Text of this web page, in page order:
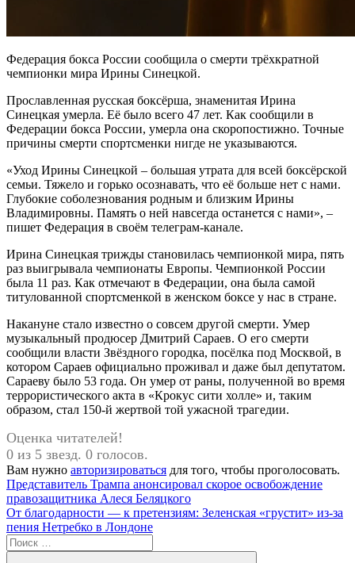
Федерация бокса России сообщила о смерти трёхкратной
чемпионки мира Ирины Синецкой.
Прославленная русская боксёрша, знаменитая Ирина
Синецкая умерла. Её было всего 47 лет. Как сообщили в
Федерации бокса России, умерла она скоропостижно. Точные
причины смерти спортсменки нигде не указываются.
«Уход Ирины Синецкой – большая утрата для всей боксёрской
семьи. Тяжело и горько осознавать, что её больше нет с нами.
Глубокие соболезнования родным и близким Ирины
Владимировны. Память о ней навсегда останется с нами», –
пишет Федерация в своём телеграм-канале.
Ирина Синецкая трижды становилась чемпионкой мира, пять
раз выигрывала чемпионаты Европы. Чемпионкой России
была 11 раз. Как отмечают в Федерации, она была самой
титулованной спортсменкой в женском боксе у нас в стране.
Накануне стало известно о совсем другой смерти. Умер
музыкальный продюсер Дмитрий Сараев. О его смерти
сообщили власти Звёздного городка, посёлка под Москвой, в
котором Сараев официально проживал и даже был депутатом.
Сараеву было 53 года. Он умер от раны, полученной во время
террористического акта в «Крокус сити холле» и, таким
образом, стал 150-й жертвой той ужасной трагедии.
Оценка читателей!
0 из 5 звезд. 0 голосов.
Вам нужно авторизироваться для того, чтобы проголосовать.
Навигация
по
записям
Предыдущая
запись:
Представитель Трампа анонсировал скорое освобождение
правозащитника Алеся Беляцкого
Следующая
запись:
От благодарности — к претензиям: Зеленская «грустит» из-за
пения Нетребко в Лондоне
Поиск
для: